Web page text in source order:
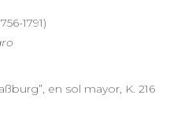
1791)
en sol mayor, K. 216